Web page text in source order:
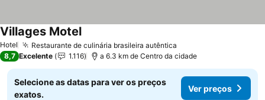
Hotel Restaurante de culinária brasileira autêntica
Villages Motel
8,7 Excelente 1.116 a 6.3 km de Centro da cidade
Selecione as datas para ver os preços
exatos.
Ver preços